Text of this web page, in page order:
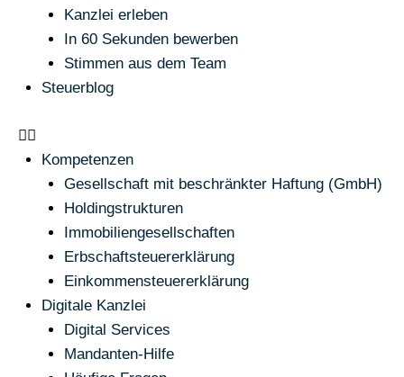
Kanzlei erleben
In 60 Sekunden bewerben
Stimmen aus dem Team
Steuerblog
Kompetenzen
Gesellschaft mit beschränkter Haftung (GmbH)
Holdingstrukturen
Immobiliengesellschaften
Erbschaftsteuererklärung
Einkommensteuererklärung
Digitale Kanzlei
Digital Services
Mandanten-Hilfe